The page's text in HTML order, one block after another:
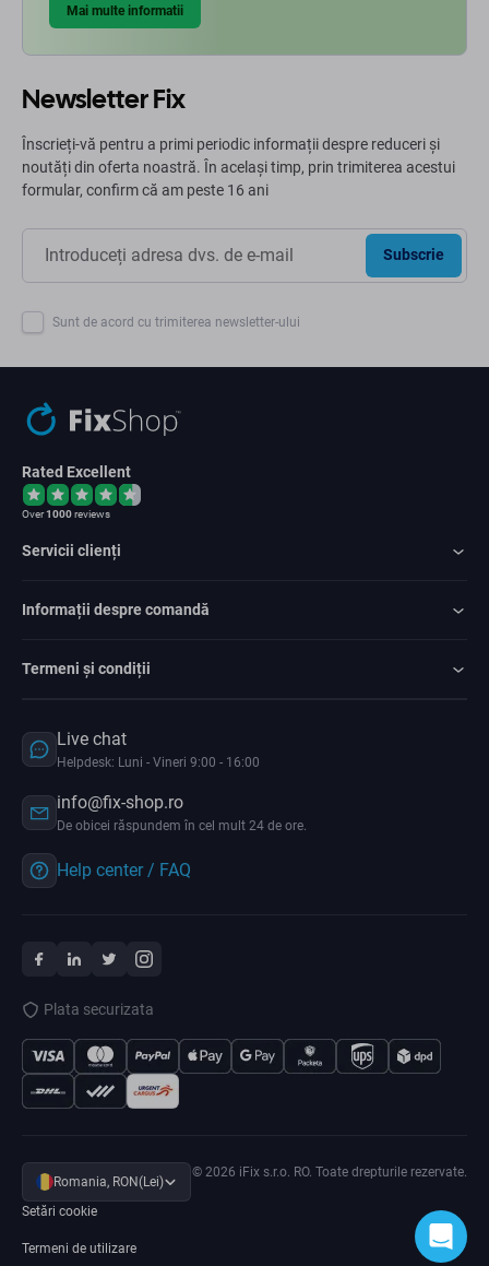
Mai multe informatii
Newsletter Fix
Înscrieți-vă pentru a primi periodic informații despre reduceri și
noutăți din oferta noastră. În același timp, prin trimiterea acestui
formular, confirm că am peste 16 ani
Subscrie
Sunt de acord cu trimiterea newsletter-ului
Rated Excellent
Over1000reviews
Servicii clienți
Informații despre comandă
Termeni și condiții
Live chat
Helpdesk: Luni - Vineri 9:00 - 16:00
info@fix-shop.ro
De obicei răspundem în cel mult 24 de ore.
Help center / FAQ
Plata securizata
Romania, RON(Lei)
Setări cookie
Termeni de utilizare
© 2026 iFix s.r.o. RO. Toate drepturile rezervate.